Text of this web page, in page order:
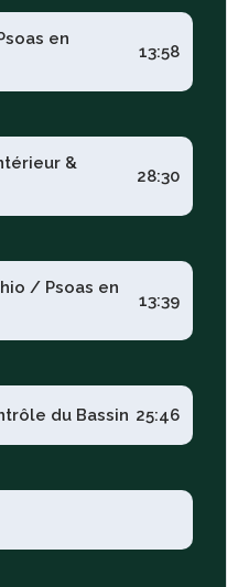
en
13:58
&
28:30
/ Psoas en
13:39
du Bassin 25:46